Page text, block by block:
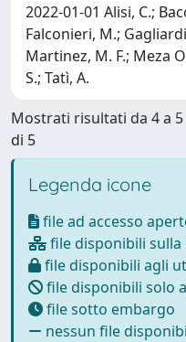
2022-01-01 Alisi, C.;
Falconieri, M.;
Martinez, M. F.; Meza
S.; Tatì, A.
Mostrati risultati da 4 a 5
di 5
Legenda icone
file ad accesso
file disponibili
file disponibili agli
file disponibili solo
file sotto embargo
nessun file